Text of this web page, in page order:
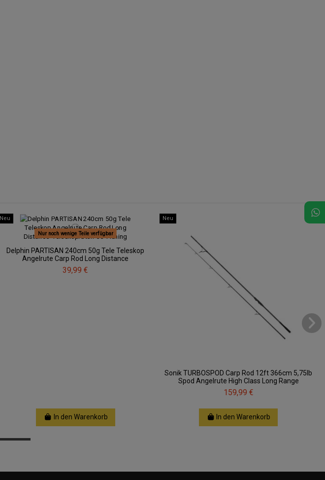
Neu
Nur noch wenige Teile verfügbar
Delphin PARTISAN 240cm 50g Tele Teleskop
Angelrute Carp Rod Long Distance
39,99 €
In den Warenkorb
Neu
Sonik TURBOSPOD Carp Rod 12ft 366cm 5,75lb
Spod Angelrute High Class Long Range
159,99 €
In den Warenkorb